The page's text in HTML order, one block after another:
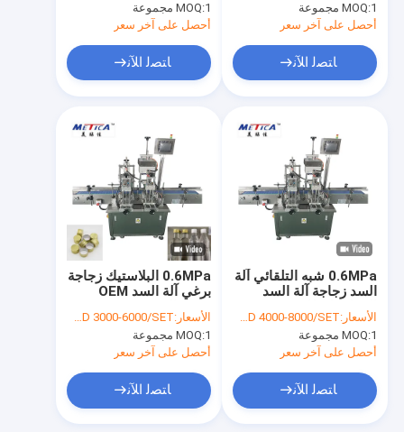
منتجات
عرض الواقع الافتراضي
معلومات عنا
مراقبة الجودة
اتصل بنا
اطلب اقتباس
MOQ:1 مجموعة
أحصل على آخر سعر
ﺎﺘﺼﻟ ﺍﻶﻧ
MOQ:1 مجموعة
أحصل على آخر سعر
ﺎﺘﺼﻟ ﺍﻶﻧ
0.6MPa البلاستيك زجاجة
برغي آلة السد OEM
ODM المدعومة
الأسعار:USD 3000-6000/SET
MOQ:1 مجموعة
أحصل على آخر سعر
ﺎﺘﺼﻟ ﺍﻶﻧ
0.6MPa شبه التلقائي آلة
السد زجاجة آلة السد
الخطي لغطاء روب
الأسعار:USD 4000-8000/SET
MOQ:1 مجموعة
أحصل على آخر سعر
ﺎﺘﺼﻟ ﺍﻶﻧ